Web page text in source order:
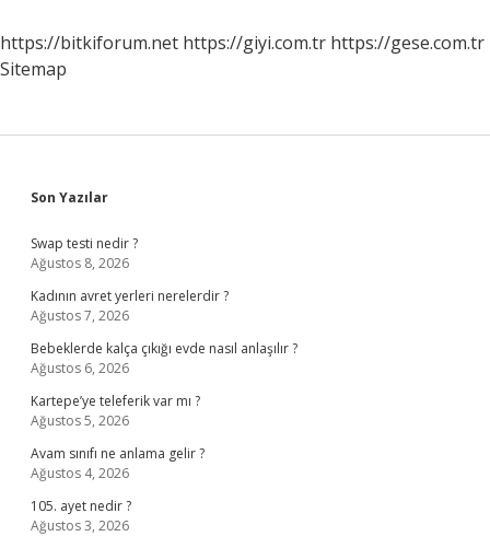
https://bitkiforum.net https://giyi.com.tr https://gese.com.tr
Sitemap
Sidebar
Son Yazılar
Swap testi nedir ?
Ağustos 8, 2026
Kadının avret yerleri nerelerdir ?
Ağustos 7, 2026
Bebeklerde kalça çıkığı evde nasıl anlaşılır ?
Ağustos 6, 2026
Kartepe’ye teleferik var mı ?
Ağustos 5, 2026
Avam sınıfı ne anlama gelir ?
Ağustos 4, 2026
105. ayet nedir ?
Ağustos 3, 2026